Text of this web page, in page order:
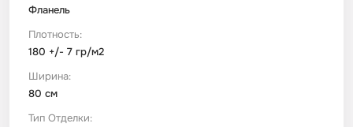
Фланель
Плотность:
180 +/- 7 гр/м2
Ширина:
80 см
Тип Отделки: